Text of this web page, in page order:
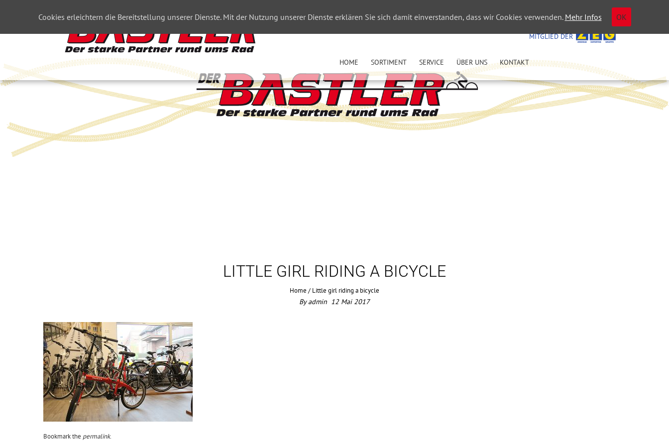
MITGLIED DER
HOME SORTIMENT SERVICE ÜBER UNS KONTAKT
LITTLE GIRL RIDING A BICYCLE
Home / Little girl riding a bicycle
Byadmin 12 Mai 2017
Bookmark the permalink.
Cookies erleichtern die Bereitstellung unserer Dienste. Mit der Nutzung unserer Dienste erklären Sie sich damit einverstanden, dass wir Cookies verwenden. Mehr Infos OK